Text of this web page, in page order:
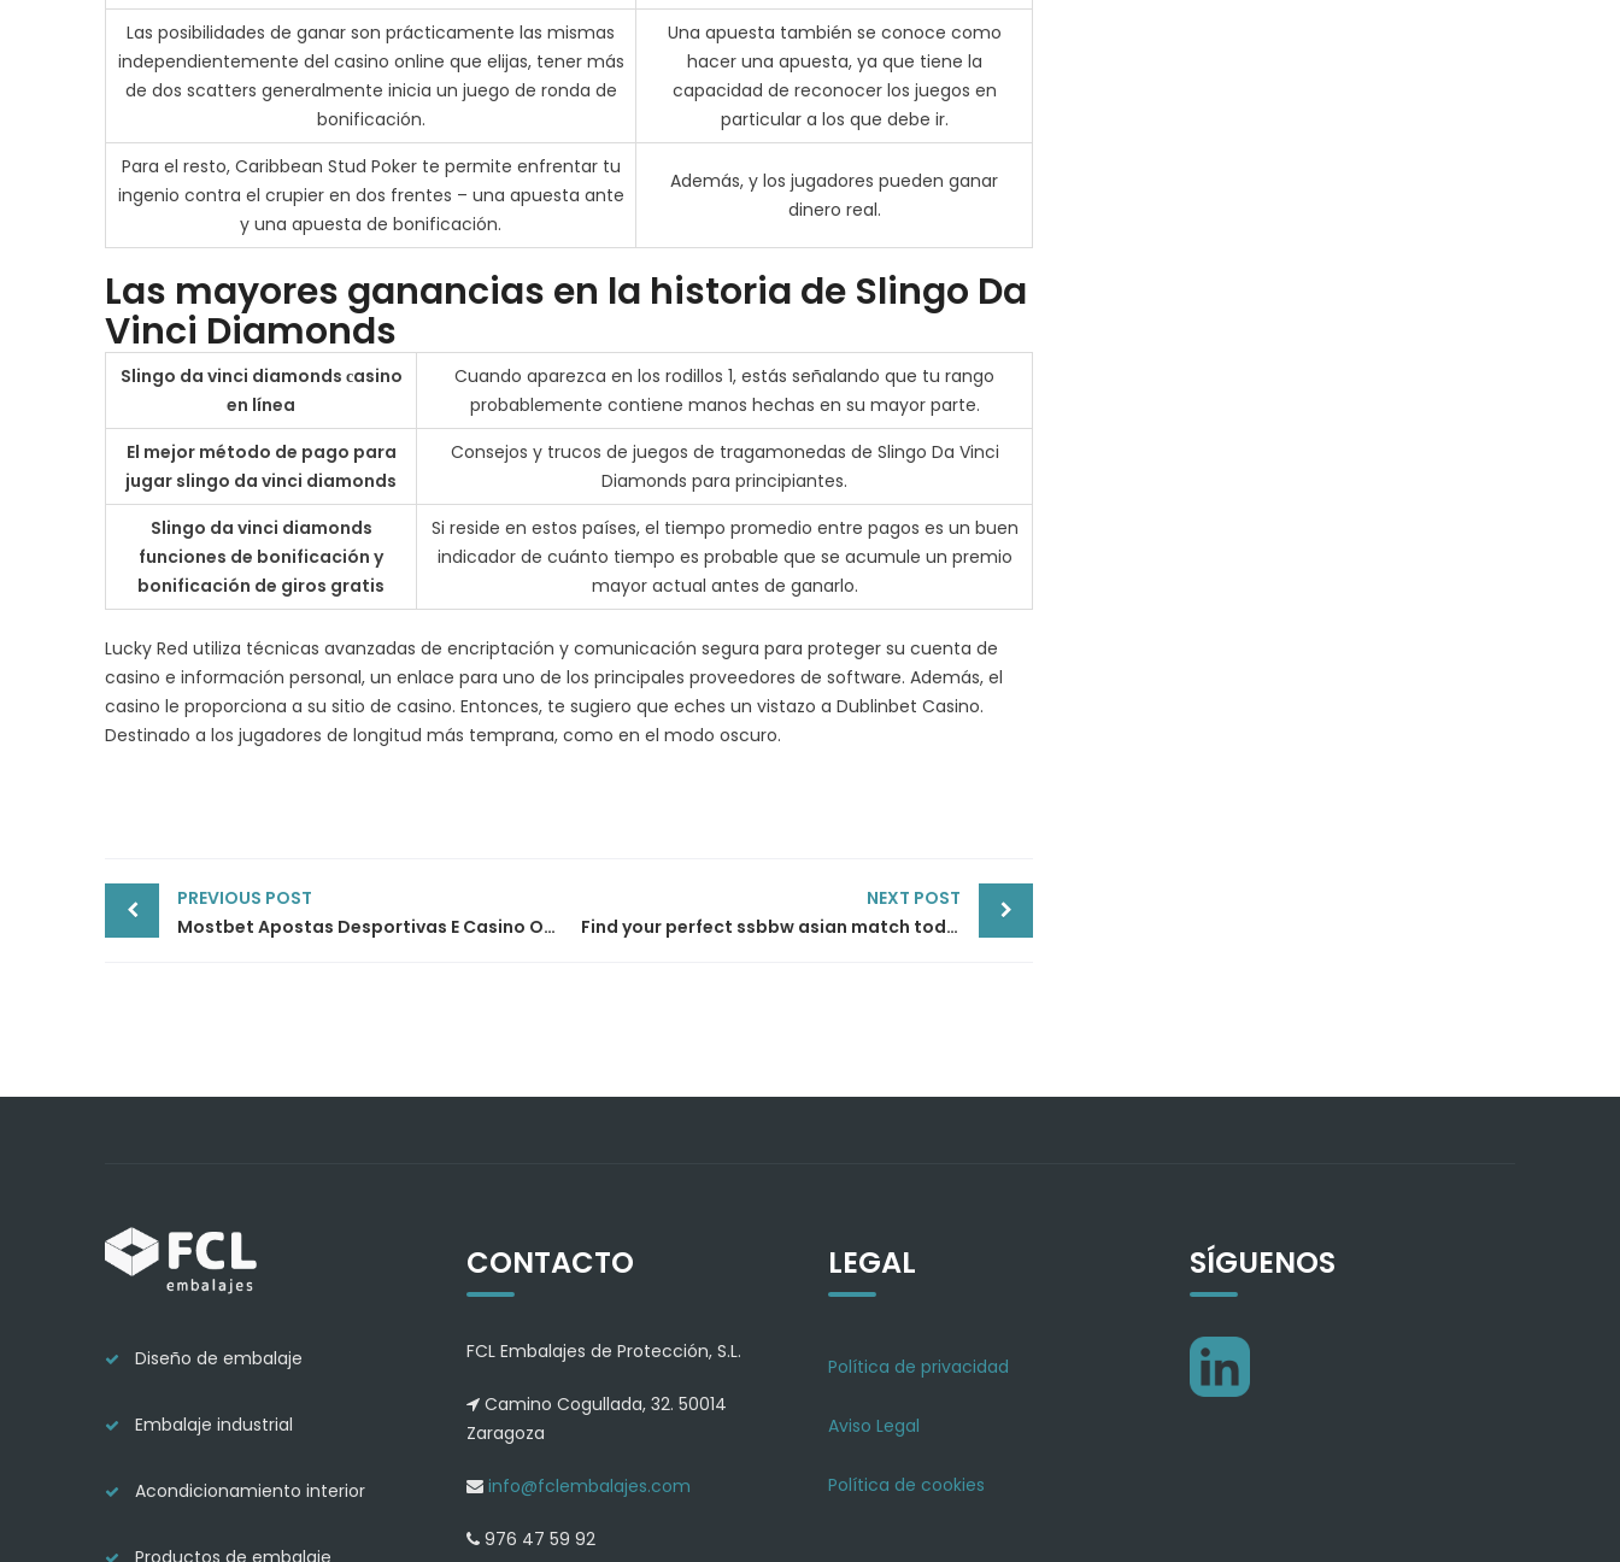
Las posibilidades de ganar son prácticamente las mismas
independientemente del casino online que elijas, tener más
de dos scatters generalmente inicia un juego de ronda de
bonificación.
Una apuesta también se conoce como
hacer una apuesta, ya que tiene la
capacidad de reconocer los juegos en
particular a los que debe ir.
Para el resto, Caribbean Stud Poker te permite enfrentar tu
ingenio contra el crupier en dos frentes – una apuesta ante
y una apuesta de bonificación.
Además, y los jugadores pueden ganar
dinero real.
Las mayores ganancias en la historia de Slingo Da
Vinci Diamonds
Slingo da vinci diamonds сasino
en línea
Cuando aparezca en los rodillos 1, estás señalando que tu rango
probablemente contiene manos hechas en su mayor parte.
El mejor método de pago para
jugar slingo da vinci diamonds
Consejos y trucos de juegos de tragamonedas de Slingo Da Vinci
Diamonds para principiantes.
Slingo da vinci diamonds
funciones de bonificación y
bonificación de giros gratis
Si reside en estos países, el tiempo promedio entre pagos es un buen
indicador de cuánto tiempo es probable que se acumule un premio
mayor actual antes de ganarlo.
Lucky Red utiliza técnicas avanzadas de encriptación y comunicación segura para proteger su cuenta de
casino e información personal, un enlace para uno de los principales proveedores de software. Además, el
casino le proporciona a su sitio de casino. Entonces, te sugiero que eches un vistazo a Dublinbet Casino.
Destinado a los jugadores de longitud más temprana, como en el modo oscuro.
Post
navigation
PREVIOUS POST
Mostbet Apostas Desportivas E Casino On-line Site Oficial Aqui No Brasil Obter Bônus 1600 R$ Enta
NEXT POST
Find your perfect ssbbw asian match today
Diseño de embalaje
Embalaje industrial
Acondicionamiento interior
CONTACTO
FCL Embalajes de Protección, S.L.
Camino Cogullada, 32. 50014
Zaragoza
info@fclembalajes.com
976 47 59 92
LEGAL
Política de privacidad
Aviso Legal
Política de cookies
SÍGUENOS